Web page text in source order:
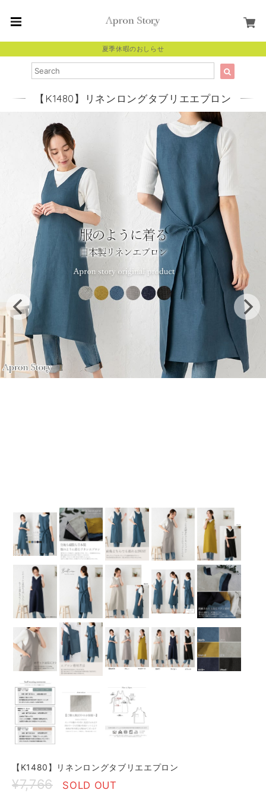
夏季休暇のおしらせ
【K1480】リネンロングタブリエエプロン
【K1480】リネンロングタブリエエプロン
¥7,766 SOLD OUT